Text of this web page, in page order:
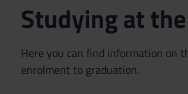
Studying at
Here you can find information on
enrolment to graduation.